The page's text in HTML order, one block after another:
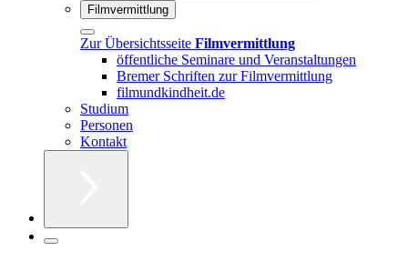
Filmvermittlung
Zur Übersichtsseite Filmvermittlung
öffentliche Seminare und Veranstaltungen
Bremer Schriften zur Filmvermittlung
filmundkindheit.de
Studium
Personen
Kontakt